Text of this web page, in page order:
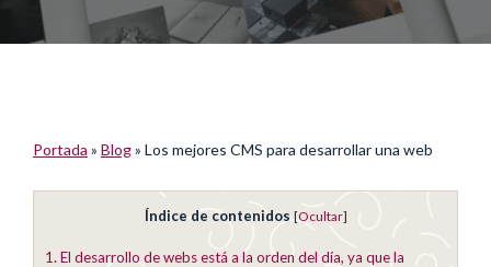
Portada » Blog» Los mejores CMS para desarrollar una web
Índice de contenidos [Ocultar]
1. El desarrollo de webs está a la orden del día, ya que la